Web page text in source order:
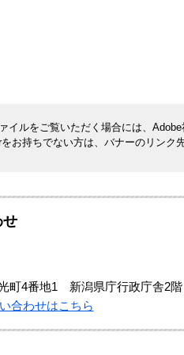
イルをご覧いただく場合には、
お持ちでない方は、バナーのリンク
せ
町4番地1 新潟県庁行政庁舎2階
合わせはこちら